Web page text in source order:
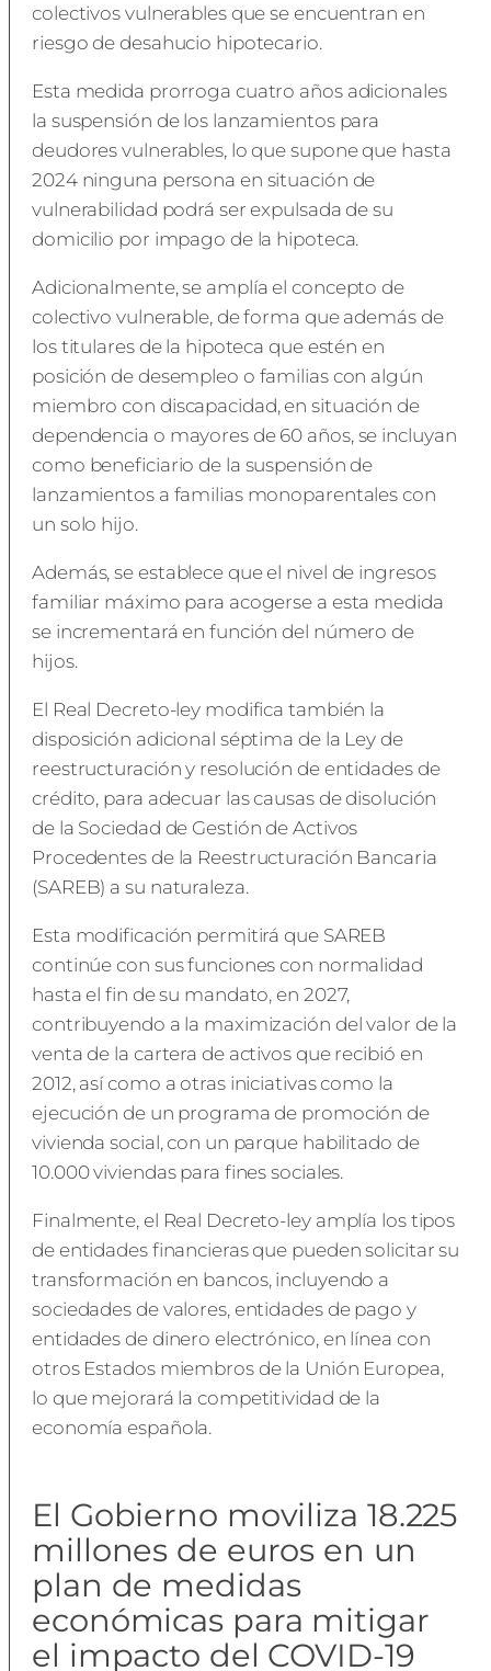
colectivos vulnerables que se encuentran en
riesgo de desahucio hipotecario.
Esta medida prorroga cuatro años adicionales
la suspensión de los lanzamientos para
deudores vulnerables, lo que supone que hasta
2024 ninguna persona en situación de
vulnerabilidad podrá ser expulsada de su
domicilio por impago de la hipoteca.
Adicionalmente, se amplía el concepto de
colectivo vulnerable, de forma que además de
los titulares de la hipoteca que estén en
posición de desempleo o familias con algún
miembro con discapacidad, en situación de
dependencia o mayores de 60 años, se incluyan
como beneficiario de la suspensión de
lanzamientos a familias monoparentales con
un solo hijo.
Además, se establece que el nivel de ingresos
familiar máximo para acogerse a esta medida
se incrementará en función del número de
hijos.
El Real Decreto-ley modifica también la
disposición adicional séptima de la Ley de
reestructuración y resolución de entidades de
crédito, para adecuar las causas de disolución
de la Sociedad de Gestión de Activos
Procedentes de la Reestructuración Bancaria
(SAREB) a su naturaleza.
Esta modificación permitirá que SAREB
continúe con sus funciones con normalidad
hasta el fin de su mandato, en 2027,
contribuyendo a la maximización del valor de la
venta de la cartera de activos que recibió en
2012, así como a otras iniciativas como la
ejecución de un programa de promoción de
vivienda social, con un parque habilitado de
10.000 viviendas para fines sociales.
Finalmente, el Real Decreto-ley amplía los tipos
de entidades financieras que pueden solicitar su
transformación en bancos, incluyendo a
sociedades de valores, entidades de pago y
entidades de dinero electrónico, en línea con
otros Estados miembros de la Unión Europea,
lo que mejorará la competitividad de la
economía española.
El Gobierno moviliza 18.225
millones de euros en un
plan de medidas
económicas para mitigar
el impacto del COVID-19